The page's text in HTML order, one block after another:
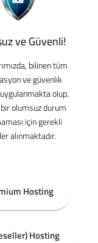
ve Güvenli!
bilinen tüm
ve güvenlik
olup,
olumsuz durum
için gerekli
alınmaktadır.
Hosting
Hosting